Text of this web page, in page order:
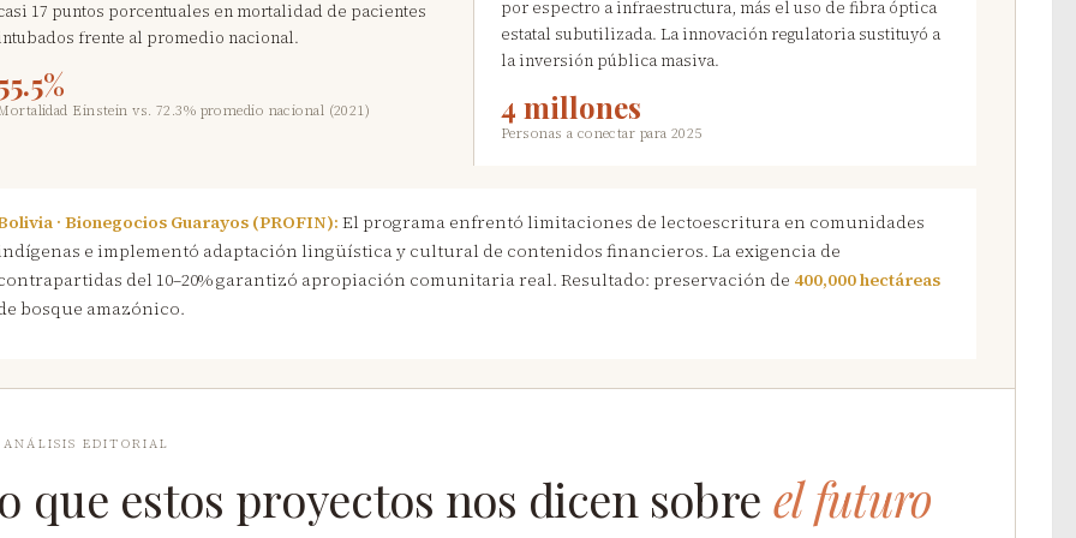
17 puntos porcentuales en mortalidad de pacientes
frente al promedio nacional.
Einstein vs. 72.3% promedio nacional (2021)
por espectro a infraestructura, más el uso de fibra óptica
estatal subutilizada. La innovación regulatoria sustituyó a
la inversión pública masiva.
4 millones
Personas a conectar para 2025
· Bionegocios Guarayos (PROFIN):El programa enfrentó limitaciones de lectoescritura en comunidades
e implementó adaptación lingüística y cultural de contenidos financieros. La exigencia de
del 10–20% garantizó apropiación comunitaria real. Resultado: preservación de 400,000 hectáreas
bosque amazónico.
ANÁLISIS EDITORIAL
que estos proyectos nos dicen sobre el futuro